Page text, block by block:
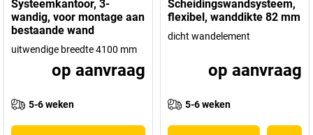
Systeemkantoor, 3-
wandig, voor montage aan
bestaande wand
uitwendige breedte 4100 mm
op aanvraag
5-6 weken
Scheidingswandsysteem,
flexibel, wanddikte 82 mm
dicht wandelement
op aanvraag
5-6 weken